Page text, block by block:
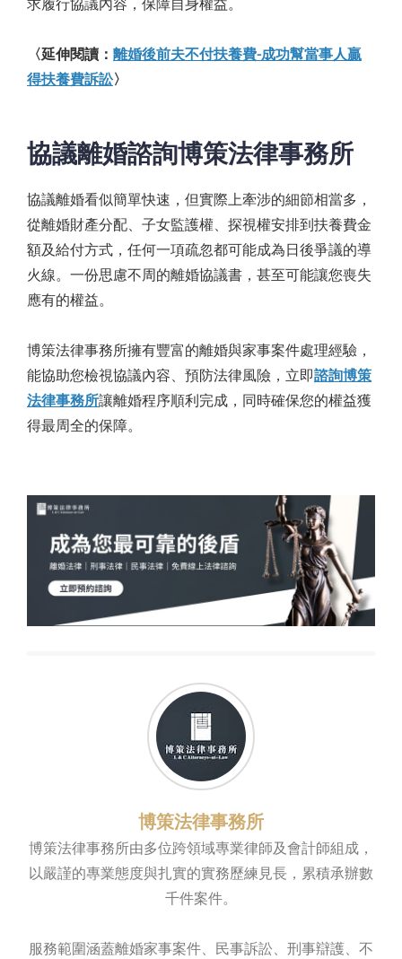
〈延伸閱讀： 離婚後前夫不付扶養費-成功幫當事人贏
得扶養費訴訟〉
協議離婚諮詢博策法律事務所
協議離婚看似簡單快速，但實際上牽涉的細節相當多，
從離婚財產分配、子女監護權、探視權安排到扶養費金
額及給付方式，任何一項疏忽都可能成為日後爭議的導
火線。一份思慮不周的離婚協議書，甚至可能讓您喪失
應有的權益。
博策法律事務所擁有豐富的離婚與家事案件處理經驗，
能協助您檢視協議內容、預防法律風險，立即諮詢博策
法律事務所讓離婚程序順利完成，同時確保您的權益獲
得最周全的保障。
博策法律事務所
博策法律事務所由多位跨領域專業律師及會計師組成，
以嚴謹的專業態度與扎實的實務歷練見長，累積承辦數
千件案件。
服務範圍涵蓋離婚家事案件、民事訴訟、刑事辯護、不